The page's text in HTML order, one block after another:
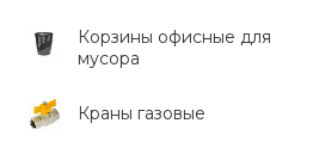
Корзины офисные для
мусора
Краны газовые